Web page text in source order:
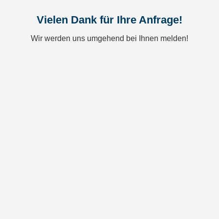
Vielen Dank für Ihre Anfrage!
Wir werden uns umgehend bei Ihnen melden!